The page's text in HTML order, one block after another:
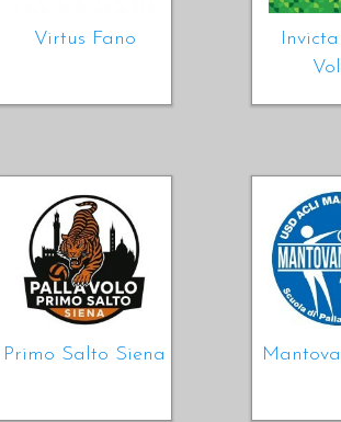
Virtus Fano
Primo Salto Siena